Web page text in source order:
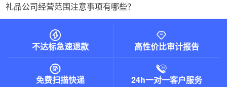
礼品公司经营范围注意事项有哪些？
不达标急速退款 高性价比审计报告
免费扫描快递 24h一对一客户服务